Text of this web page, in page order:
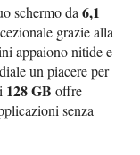
schermo da6,1
grazie alla
appaiono nitide e
un piacere per
128 GB offre
senza